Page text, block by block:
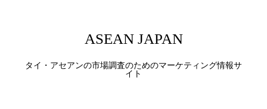
ASEAN JAPAN
タイ・アセアンの市場調査のためのマーケティング情報サ
イト